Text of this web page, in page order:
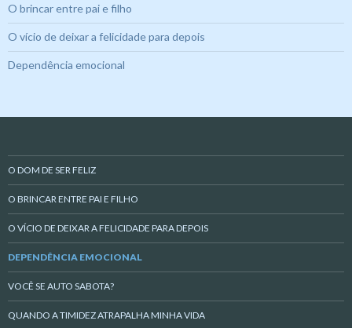
O brincar entre pai e filho
O vício de deixar a felicidade para depois
Dependência emocional
O DOM DE SER FELIZ
O BRINCAR ENTRE PAI E FILHO
O VÍCIO DE DEIXAR A FELICIDADE PARA DEPOIS
DEPENDÊNCIA EMOCIONAL
VOCÊ SE AUTO SABOTA?
QUANDO A TIMIDEZ ATRAPALHA MINHA VIDA